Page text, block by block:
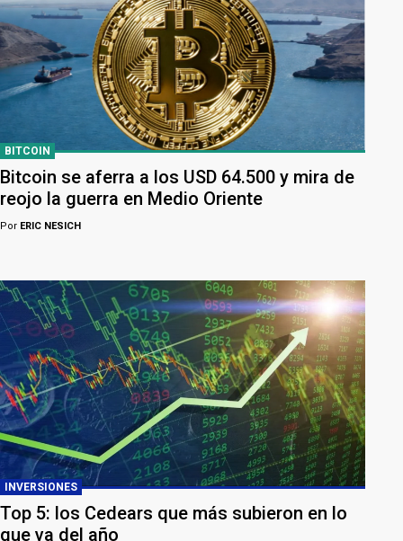
BITCOIN
Bitcoin se aferra a los USD 64.500 y mira de
reojo la guerra en Medio Oriente
Por ERIC NESICH
INVERSIONES
Top 5: los Cedears que más subieron en lo
que va del año